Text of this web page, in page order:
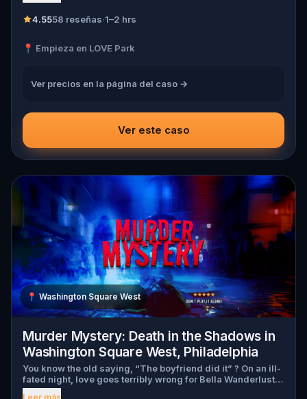
ultimately uncover who the true killer is. You are in for one
4.5558 reseñas·1–2 hrs
📍 Empieza en LOVE Park
Ver precios en la página del caso →
Ver este caso
📍 Washington Square West
Murder Mystery: Death in the Shadows in
Washington Square West, Philadelphia
You know the old saying, “The boyfriend did it” ? On an ill-
fated night, love goes terribly wrong for Bella Wanderlust
and Walter Bridges . Bella, a famous travel blogger, was